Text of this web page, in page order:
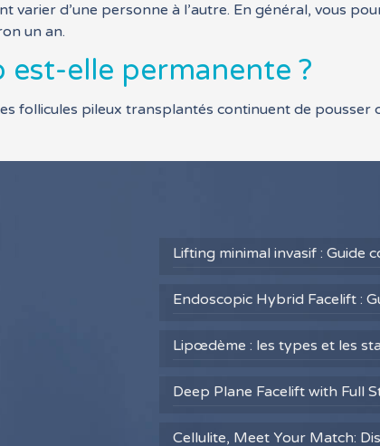
varier d’une personne à l’autre. En général, vous
un an.
elle permanente ?
follicules pileux transplantés continuent de pousser
Lifting minimal invasif : Guide
Endoscopic Hybrid Facelift :
Lipœdème : les types et les
Deep Plane Facelift with Full
Cellulite, Meet Your Match: